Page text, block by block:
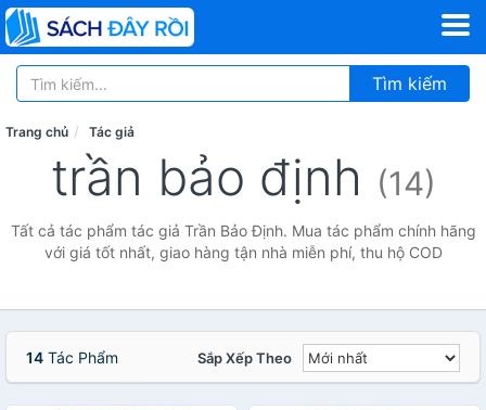
Tìm kiếm
Trang chủ Tác giả
trần bảo định (14)
Tất cả tác phẩm tác giả Trần Bảo Định. Mua tác phẩm chính hãng
với giá tốt nhất, giao hàng tận nhà miễn phí, thu hộ COD
14 Tác Phẩm Sắp Xếp Theo